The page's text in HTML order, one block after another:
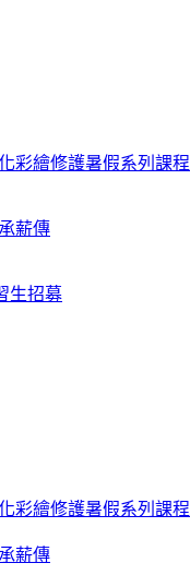
彩繪修護暑假系列課程
薪傳
生招募
彩繪修護暑假系列課程
薪傳